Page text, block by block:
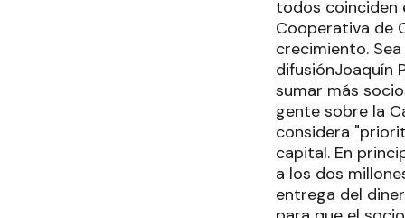
todos coinciden
Cooperativa de
crecimiento.
difusiónJoaquín
sumar más
gente sobre la
considera
capital. En
a los dos
entrega del